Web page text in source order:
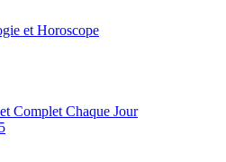
et Horoscope
Complet Chaque Jour